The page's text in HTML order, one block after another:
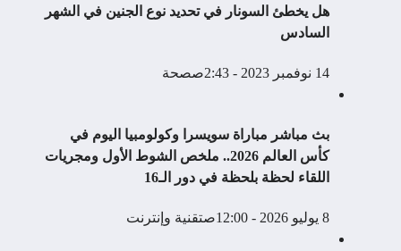
هل يخطئ السونار في تحديد نوع الجنين في الشهر
السادس
14 نوفمبر 2023 - 2:43ص صحة
بث مباشر مباراة سويسرا وكولومبيا اليوم في
كأس العالم 2026.. ملخص الشوط الأول ومجريات
اللقاء لحظة بلحظة في دور الـ16
8 يوليو 2026 - 12:00ص تقنية وإنترنت